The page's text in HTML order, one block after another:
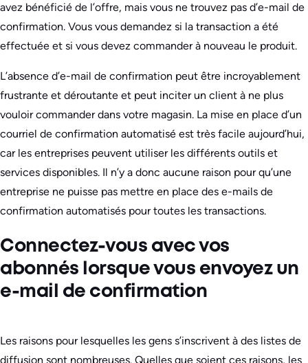
avez bénéficié de l’offre, mais vous ne trouvez pas d’e-mail de
confirmation. Vous vous demandez si la transaction a été
effectuée et si vous devez commander à nouveau le produit.
L’absence d’e-mail de confirmation peut être incroyablement
frustrante et déroutante et peut inciter un client à ne plus
vouloir commander dans votre magasin. La mise en place d’un
courriel de confirmation automatisé est très facile aujourd’hui,
car les entreprises peuvent utiliser les différents outils et
services disponibles. Il n’y a donc aucune raison pour qu’une
entreprise ne puisse pas mettre en place des e-mails de
confirmation automatisés pour toutes les transactions.
Connectez-vous avec vos
abonnés lorsque vous envoyez un
e-mail de confirmation
Les raisons pour lesquelles les gens s’inscrivent à des listes de
diffusion sont nombreuses. Quelles que soient ces raisons, les